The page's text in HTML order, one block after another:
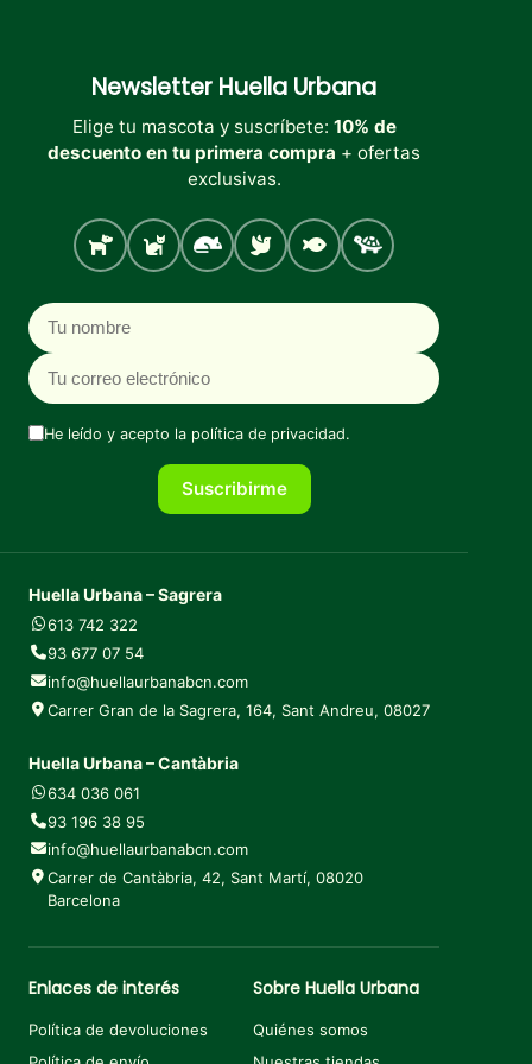
Newsletter Huella Urbana
Elige tu mascota y suscríbete: 10% de
descuento en tu primera compra + ofertas
exclusivas.
Perro Gato Roedores
Aves PecesTortugas
Nombre
Correo electrónico
He leído y acepto la política de privacidad.
Suscribirme
Huella Urbana – Sagrera
613 742 322
93 677 07 54
info@huellaurbanabcn.com
Carrer Gran de la Sagrera, 164, Sant Andreu, 08027
Huella Urbana – Cantàbria
634 036 061
93 196 38 95
info@huellaurbanabcn.com
Carrer de Cantàbria, 42, Sant Martí, 08020
Barcelona
Enlaces de interés
Política de devoluciones
Sobre Huella Urbana
Quiénes somos